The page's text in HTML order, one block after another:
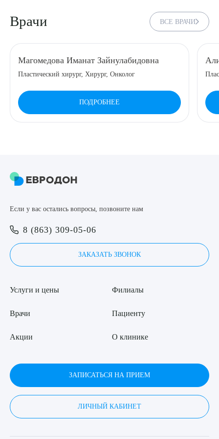
Все детали обсуждаются с хирургом на консультации.
Врачи ВСЕ ВРАЧИ
Магомедова Иманат Зайнулабидовна
Пластический хирург, Хирург, Онколог
ПОДРОБНЕЕ
Если у вас остались вопросы, позвоните нам
8 (863) 309-05-06
ЗАКАЗАТЬ ЗВОНОК
Услуги и цены
Врачи
Акции
Филиалы
Пациенту
О клинике
ЗАПИСАТЬСЯ НА ПРИЕМ
ЛИЧНЫЙ КАБИНЕТ